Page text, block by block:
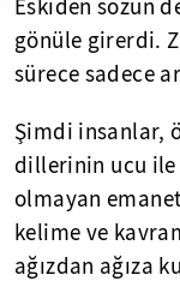
Eskiden sözün
gönüle girerdi.
sürece sadece
Şimdi insanlar,
dillerinin ucu
olmayan
kelime ve
ağızdan ağıza